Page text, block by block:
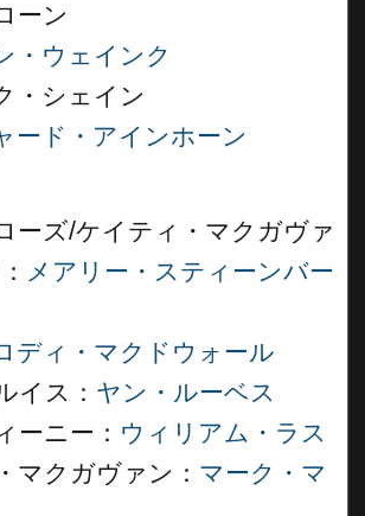
ーン
・ウェインク
・シェイン
ード・アインホーン
ーズ/ケイティ・マクガヴァ
メアリー・スティーンバー
ディ・マクドウォール
イス： ヤン・ルーベス
ーニー： ウィリアム・ラス
マクガヴァン： マーク・マ